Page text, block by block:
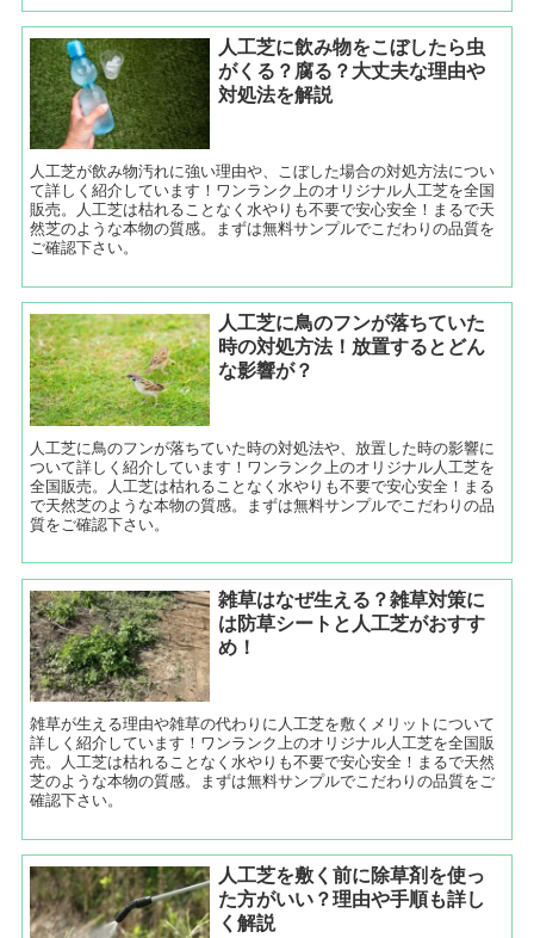
人工芝に飲み物をこぼしたら虫
がくる？腐る？大丈夫な理由や
対処法を解説
人工芝が飲み物汚れに強い理由や、こぼした場合の対処方法につい
て詳しく紹介しています！ワンランク上のオリジナル人工芝を全国
販売。人工芝は枯れることなく水やりも不要で安心安全！まるで天
然芝のような本物の質感。まずは無料サンプルでこだわりの品質を
ご確認下さい。
人工芝に鳥のフンが落ちていた
時の対処方法！放置するとどん
な影響が？
人工芝に鳥のフンが落ちていた時の対処法や、放置した時の影響に
ついて詳しく紹介しています！ワンランク上のオリジナル人工芝を
全国販売。人工芝は枯れることなく水やりも不要で安心安全！まる
で天然芝のような本物の質感。まずは無料サンプルでこだわりの品
質をご確認下さい。
雑草はなぜ生える？雑草対策に
は防草シートと人工芝がおすす
め！
雑草が生える理由や雑草の代わりに人工芝を敷くメリットについて
詳しく紹介しています！ワンランク上のオリジナル人工芝を全国販
売。人工芝は枯れることなく水やりも不要で安心安全！まるで天然
芝のような本物の質感。まずは無料サンプルでこだわりの品質をご
確認下さい。
人工芝を敷く前に除草剤を使っ
た方がいい？理由や手順も詳し
く解説